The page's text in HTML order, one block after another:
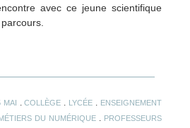
avec ce jeune scientifique
MAI .COLLÈGE LYCÉE
ENSEIGNEMENT
MÉTIERS DU NUMÉRIQUE.
PROFESSEURS